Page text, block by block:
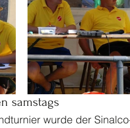
samstags
wurde der